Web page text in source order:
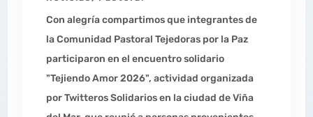
Con alegría compartimos que integrantes de
la Comunidad Pastoral Tejedoras por la Paz
participaron en el encuentro solidario
"Tejiendo Amor 2026", actividad organizada
por Twitteros Solidarios en la ciudad de Viña